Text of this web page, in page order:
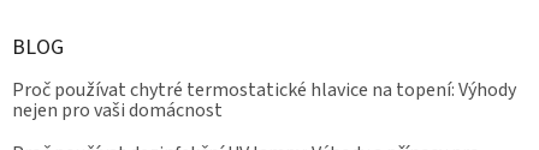
BLOG
Proč používat chytré termostatické hlavice na topení: Výhody
nejen pro vaši domácnost